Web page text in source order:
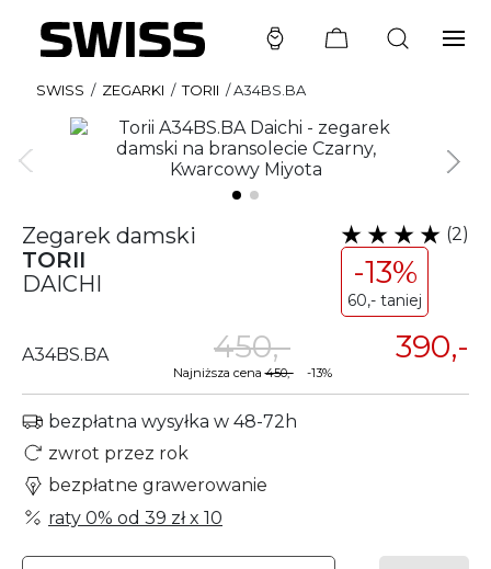
SWISS / ZEGARKI / TORII /A34BS.BA
Zegarek damski
TORII
DAICHI
(2)
-13%
60,- taniej
A34BS.BA 390,-
450,-
Najniższa cena450,--13%
bezpłatna wysyłka w 48-72h
zwrot przez rok
bezpłatne grawerowanie
raty 0% od 39 złx 10